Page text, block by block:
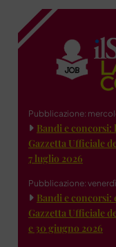
Pubblicazione:
Bandi e
Gazzetta Ufficiale
7 luglio 2026
Pubblicazione:
Bandi e concorsi:
Gazzetta Ufficiale
e 30 giugno 2026